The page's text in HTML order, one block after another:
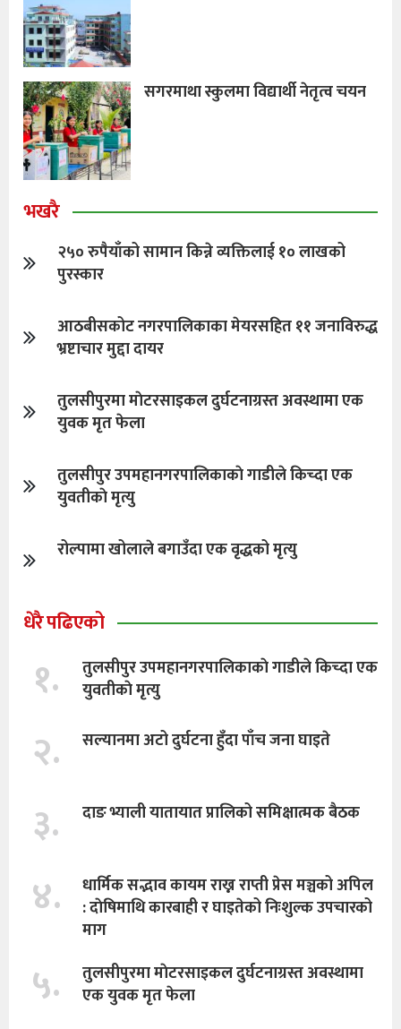
सगरमाथा स्कुलमा विद्यार्थी नेतृत्व चयन
भखरै
२५० रुपैयाँको सामान किन्ने व्यक्तिलाई १० लाखको
पुरस्कार
आठबीसकोट नगरपालिकाका मेयरसहित ११ जनाविरुद्ध
भ्रष्टाचार मुद्दा दायर
तुलसीपुरमा माेटरसाइकल दुर्घटनाग्रस्त अवस्थामा एक
युवक मृत फेला
तुलसीपुर उपमहानगरपालिकाकाे गाडीले किच्दा एक
युवतीकाे मृत्यु
रोल्पामा खोलाले बगाउँदा एक वृद्धको मृत्यु
धेरै पढिएको
१.
तुलसीपुर उपमहानगरपालिकाकाे गाडीले किच्दा एक
युवतीकाे मृत्यु
२. सल्यानमा अटो दुर्घटना हुँदा पाँच जना घाइते
३. दाङ भ्याली यातायात प्रालिको समिक्षात्मक बैठक
४.
धार्मिक सद्भाव कायम राख्न राप्ती प्रेस मञ्चको अपिल
: दाेषिमाथि कारबाही र घाइतेको निःशुल्क उपचारको
माग
५.
तुलसीपुरमा माेटरसाइकल दुर्घटनाग्रस्त अवस्थामा
एक युवक मृत फेला